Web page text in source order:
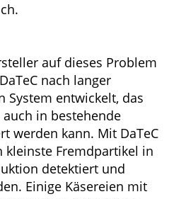
auf dieses Problem
nach langer
System entwickelt, das
in bestehende
werden kann. Mit DaTeC
kleinste Fremdpartikel in
detektiert und
Einige Käsereien mit